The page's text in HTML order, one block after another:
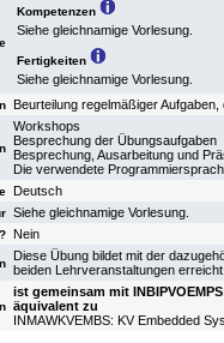
Kompetenzen
Siehe gleichnamige Vorlesung.
Fertigkeiten
Siehe gleichnamige Vorlesung.
Beurteilung regelmäßiger
Workshops
Besprechung der Übungsaufgaben
Besprechung, Ausarbeitung und
Die verwendete
Deutsch
Siehe gleichnamige Vorlesung.
Nein
Diese Übung bildet mit der
beiden Lehrveranstaltungen erreicht.
ist gemeinsam mit
äquivalent zu
INMAWKVEMBS: KV Embedded